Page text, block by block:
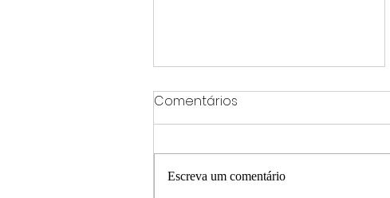
Comentários
Escreva um comentário